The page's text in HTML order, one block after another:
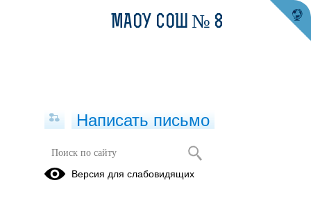
ППБ "Буклет для проведения
безопасного праздника"
МАОУ СОШ № 8
Написать письмо
Версия для слабовидящих